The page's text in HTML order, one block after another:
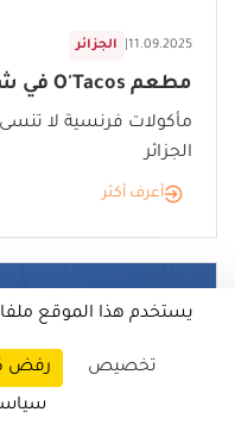
الجزائر 11.09.2025
مطعم O'Tacos في شراقة الجزائر
الجزائر
أعرف أكثر
يستخدم هذا الموقع
رفض
تخصيص